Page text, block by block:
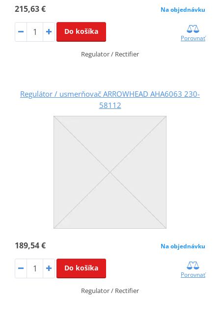
215,63 € Na objednávku
Do košíka
Porovnať
Regulator / Rectifier
Regulátor / usmerňovač ARROWHEAD AHA6063 230-
58112
189,54 € Na objednávku
Do košíka
Porovnať
Regulator / Rectifier